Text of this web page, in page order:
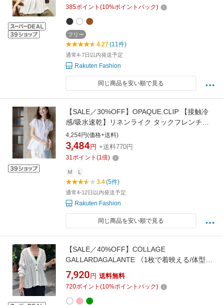
【送料無料】
385ポイント (10%ポイントバック)
フリー
4.27(11件)
通常4-7日以内発送予定
Rakuten Fashion
同じ商品を安い順で見る
【SALE／30%OFF】OPAQUE.CLIP 【接触冷
感/吸水速乾】リネンライク タックフレンチス
リーブブラウス《洗濯機OK》 オペークドット
クリップ トップス シャツ・ブラウス ネイビー
パープル ホワイト
4,254円(価格+送料)
3,484 円 +送料770円
31ポイント (1倍)
M L
3.4(5件)
通常4-12日以内発送予定
Rakuten Fashion
同じ商品を安い順で見る
【SALE／40%OFF】COLLAGE
GALLARDAGALANTE 《1枚で着映える/体型カ
バー》ギャザー切替シアーシャツカーディガン
コラージュガリャルダガランテ トップス シャ
ツ・ブラウス ピンク グレー ブルー ネイビー グ
リーン ホワイト ブラック【送料無料】
7,920 円 送料無料
720ポイント (10%ポイントバック)